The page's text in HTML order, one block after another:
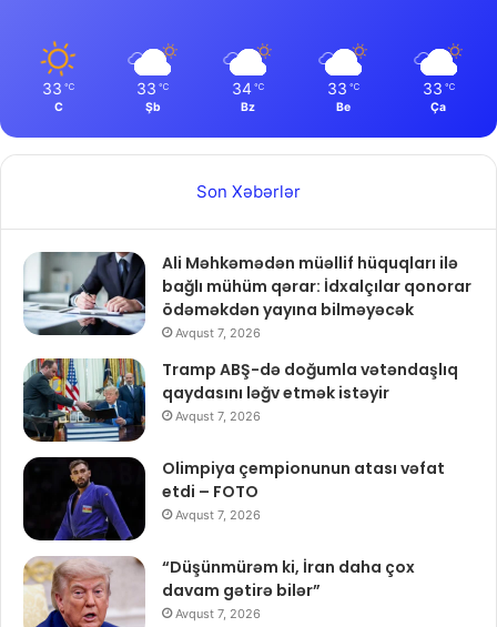
33 ℃
C
33 ℃
Şb
34 ℃
Bz
33 ℃
Be
33 ℃
Ça
Son Xəbərlər
Ali Məhkəmədən müəllif hüquqları ilə
bağlı mühüm qərar: İdxalçılar qonorar
ödəməkdən yayına bilməyəcək
Avqust 7, 2026
Tramp ABŞ-də doğumla vətəndaşlıq
qaydasını ləğv etmək istəyir
Avqust 7, 2026
Olimpiya çempionunun atası vəfat
etdi – FOTO
Avqust 7, 2026
“Düşünmürəm ki, İran daha çox
davam gətirə bilər”
Avqust 7, 2026